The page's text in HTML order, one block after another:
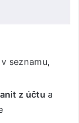
seznamu,
z účtu a